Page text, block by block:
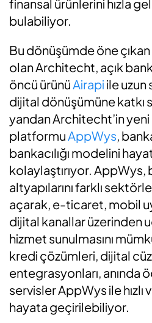
finansal ürünlerini hızla
bulabiliyor.
Bu dönüşümde öne
olan Architecht, açık
öncü ürünü Airapi ile uzun
dijital dönüşümüne katkı
yandan Architecht’in
platformu AppWys,
bankacılığı modelini
kolaylaştırıyor. AppWys,
altyapılarını farklı
açarak, e-ticaret, mobil
dijital kanallar üzerinden
hizmet sunulmasını
kredi çözümleri, dijital
entegrasyonları, anında
servisler AppWys ile
hayata geçirilebiliyor.